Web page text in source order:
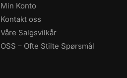
Min Konto
Kontakt oss
Våre Salgsvilkår
OSS – Ofte Stilte Spørsmål